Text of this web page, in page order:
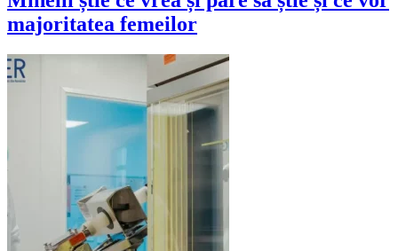
majoritatea femeilor